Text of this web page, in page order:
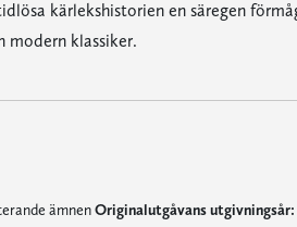
kärlekshistorien en säregen
modern klassiker.
ämnenOriginalutgåvans utgivningsår: